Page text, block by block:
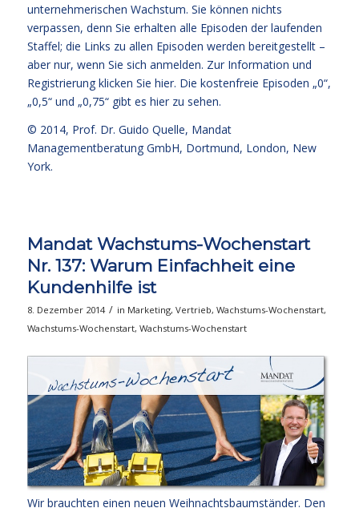
unternehmerischen Wachstum. Sie können nichts
verpassen, denn Sie erhalten alle Episoden der laufenden
Staffel; die Links zu allen Episoden werden bereitgestellt –
aber nur, wenn Sie sich anmelden. Zur Information und
Registrierung klicken Sie hier. Die kostenfreie Episoden „0“,
„0,5“ und „0,75“ gibt es hier zu sehen.
© 2014, Prof. Dr. Guido Quelle, Mandat
Managementberatung GmbH, Dortmund, London, New
York.
Mandat Wachstums-Wochenstart
Nr. 137: Warum Einfachheit eine
Kundenhilfe ist
8. Dezember 2014 / in Marketing, Vertrieb, Wachstums-Wochenstart,
Wachstums-Wochenstart, Wachstums-Wochenstart
Wir brauchten einen neuen Weihnachtsbaumständer. Den